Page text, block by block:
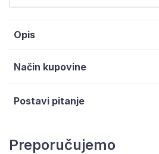
Opis
Način kupovine
Postavi pitanje
Preporučujemo